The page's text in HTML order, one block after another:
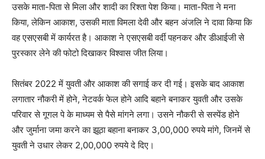
उसके माता-पिता से मिला और शादी का रिश्ता पेश किया। माता-पिता ने मना
किया, लेकिन आकाश, उसकी माता विमला देवी और बहन अंजलि ने दावा किया कि
वह एसएसबी में कार्यरत है। आकाश ने एसएसबी वर्दी पहनकर और डीआईजी से
पुरस्कार लेने की फोटो दिखाकर विश्वास जीत लिया।
सितंबर 2022 में युवती और आकाश की सगाई कर दी गई। इसके बाद आकाश
लगातार नौकरी में होने, नेटवर्क फेल होने आदि बहाने बनाकर युवती और उसके
परिवार से गूगल पे के माध्यम से पैसे मांगने लगा। उसने नौकरी से सस्पेंड होने
और जुर्माना जमा करने का झूठा बहाना बनाकर 3,00,000 रुपये मांगे, जिनमें से
युवती ने उधार लेकर 2,00,000 रुपये दे दिए।